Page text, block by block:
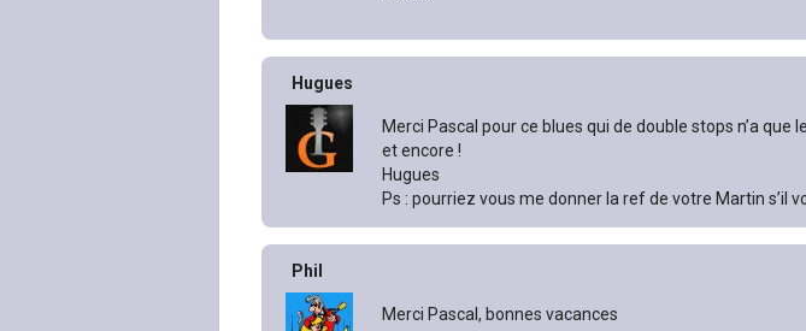
Hugues
Merci Pascal pour ce blues qui de double stops n’a que
et encore !
Hugues
Ps : pourriez vous me donner la ref de votre Martin s’il
Phil
Merci Pascal, bonnes vacances